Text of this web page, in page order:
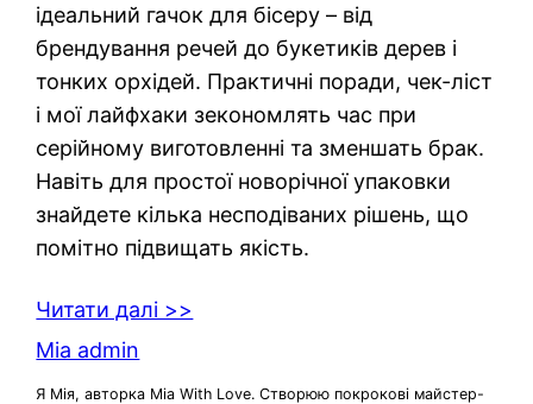
ідеальний гачок для бісеру – від
брендування речей до букетиків дерев і
тонких орхідей. Практичні поради, чек-ліст
і мої лайфхаки зекономлять час при
серійному виготовленні та зменшать брак.
Навіть для простої новорічної упаковки
знайдете кілька несподіваних рішень, що
помітно підвищать якість.
Читати далі >>
Mia admin
Я Мія, авторка Mia With Love. Створюю покрокові майстер-